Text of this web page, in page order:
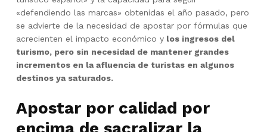
«defendiendo las marcas» obtenidas el año pasado, pero
se advierte de la necesidad de apostar por fórmulas que
acrecienten el impacto económico ylos ingresos del
turismo, pero sin necesidad de mantener grandes
incrementos en la afluencia de turistas en algunos
destinos ya saturados.
Apostar por calidad por
encima de sacralizar la